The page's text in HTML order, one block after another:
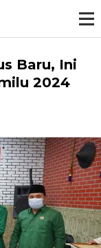
u
Baru, Ini
2024